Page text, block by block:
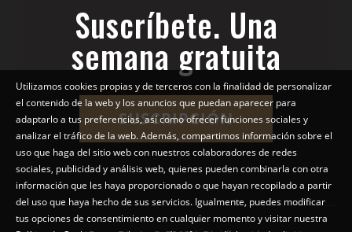
Suscríbete. Una
semana gratuita
SUSCRIPCIÓN
Utilizamos cookies propias y de terceros con la finalidad de personalizar
el contenido de la web y los anuncios que puedan aparecer para
adaptarlo a tus preferencias, así como ofrecer funciones sociales y
analizar el tráfico de la web. Además, compartimos información sobre el
uso que haga del sitio web con nuestros colaboradores de redes
sociales, publicidad y análisis web, quienes pueden combinarla con otra
información que les haya proporcionado o que hayan recopilado a partir
del uso que haya hecho de sus servicios. Igualmente, puedes modificar
tus opciones de consentimiento en cualquier momento y visitar nuestra